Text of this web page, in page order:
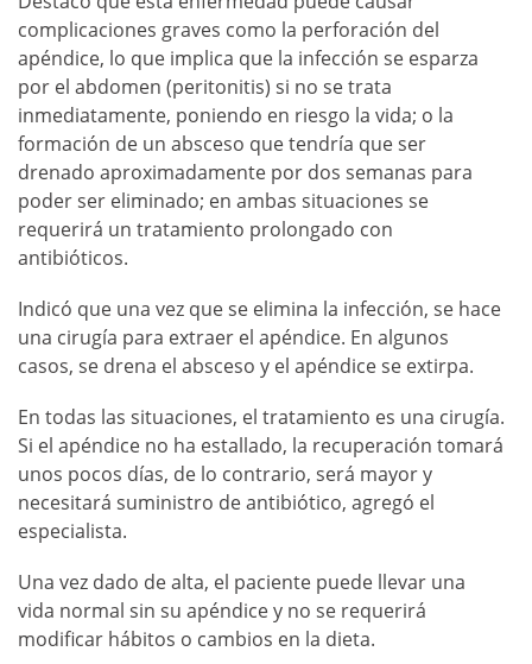
complicaciones graves como la perforación del
apéndice, lo que implica que la infección se esparza
por el abdomen (peritonitis) si no se trata
inmediatamente, poniendo en riesgo la vida; o la
formación de un absceso que tendría que ser
drenado aproximadamente por dos semanas para
poder ser eliminado; en ambas situaciones se
requerirá un tratamiento prolongado con
antibióticos.
Indicó que una vez que se elimina la infección, se hace
una cirugía para extraer el apéndice. En algunos
casos, se drena el absceso y el apéndice se extirpa.
En todas las situaciones, el tratamiento es una cirugía.
Si el apéndice no ha estallado, la recuperación tomará
unos pocos días, de lo contrario, será mayor y
necesitará suministro de antibiótico, agregó el
especialista.
Una vez dado de alta, el paciente puede llevar una
vida normal sin su apéndice y no se requerirá
modificar hábitos o cambios en la dieta.